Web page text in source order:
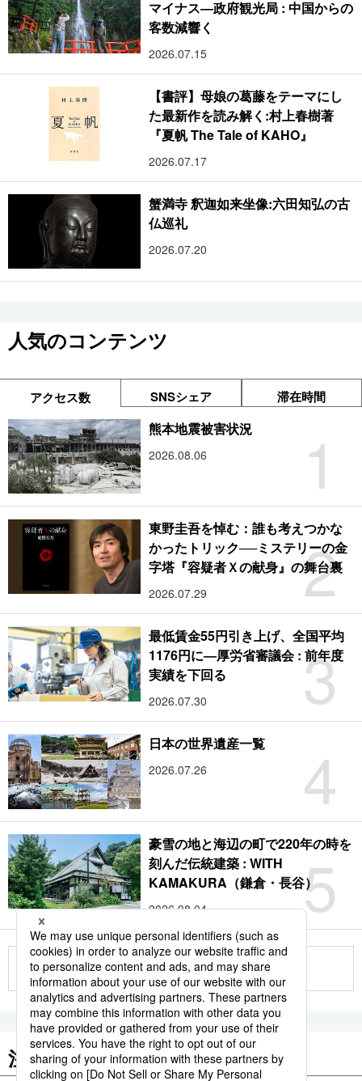
マイナス―政府観光局 : 中国からの
客数減響く
2026.07.15
【書評】母娘の葛藤をテーマにし
た最新作を読み解く:村上春樹著
『夏帆 The Tale of KAHO』
2026.07.17
蟹満寺 釈迦如来坐像:六田知弘の古
仏巡礼
2026.07.20
人気のコンテンツ
アクセス数 SNSシェア 滞在時間
1
熊本地震被害状況
2026.08.06
2
東野圭吾を悼む：誰も考えつかな
かったトリック──ミステリーの金
字塔『容疑者Ｘの献身』の舞台裏
2026.07.29
3
最低賃金55円引き上げ、全国平均
1176円に―厚労省審議会 : 前年度
実績を下回る
2026.07.30
4
日本の世界遺産一覧
2026.07.26
5
豪雪の地と海辺の町で220年の時を
刻んだ伝統建築 : WITH
KAMAKURA（鎌倉・長谷）
2026.08.04
もっと見る
注目のキーワード